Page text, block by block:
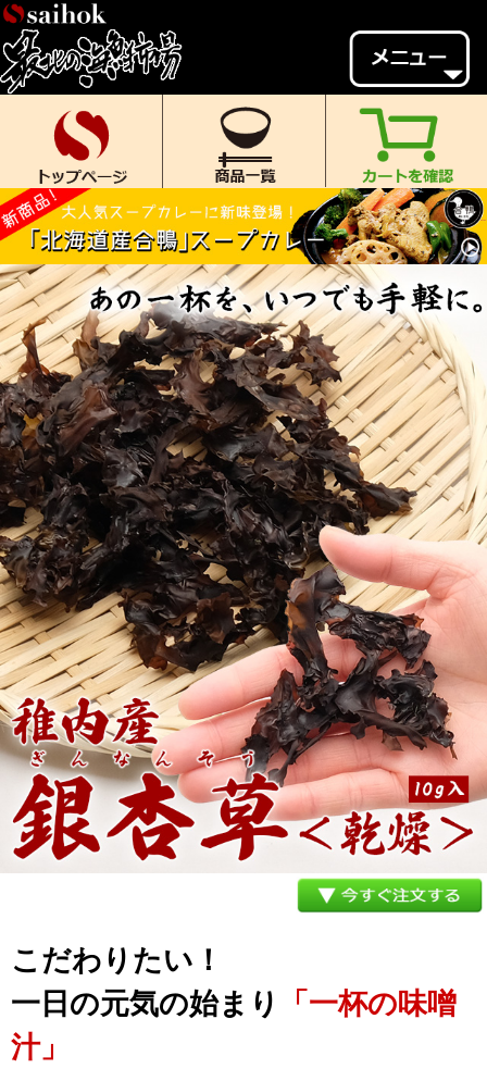
会員様メニュー
ゲスト
様、
いらっしゃいませ。
ご来店ありがとうございます。
新規会員登録 ログイン
MYページ MYクーポン
ポイント履歴 お気に入り
レビュー投稿 閲覧履歴
当店について
初めての方へ 送料・お支払い
返品について ご利用ガイド
メルマガ登録 お問合せ
特定商取引法表示 個人情報の取扱い
こだわりたい！
一日の元気の始まり
「一杯の味噌
汁」